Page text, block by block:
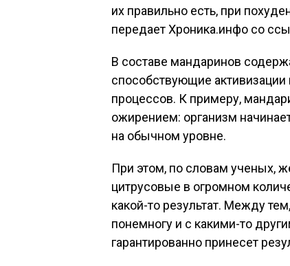
их правильно есть, при
передает Хроника.инфо со
В составе мандаринов
способствующие
процессов. К примеру,
ожирением: организм
на обычном уровне.
При этом, по словам ученых,
цитрусовые в огромном
какой-то результат. Между
понемногу и с какими-то
гарантированно принесет